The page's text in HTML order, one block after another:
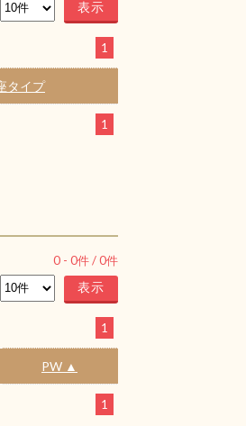
1
タイプ
1
0 - 0件 /0件
1
PW ▲
1